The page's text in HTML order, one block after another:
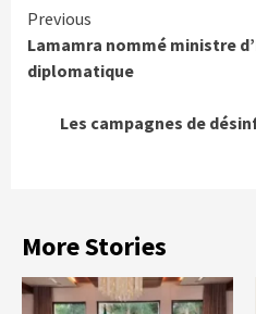
Continue
Reading
Previous
Lamamra nommé ministre
diplomatique
Les campagnes de
More Stories